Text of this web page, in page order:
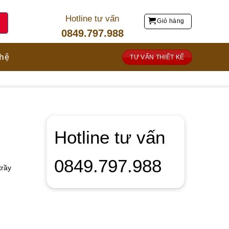
Hotline tư vấn
0849.797.988
Giỏ hàng
TƯ VẤN THIẾT KẾ
Hotline tư vấn
0849.797.988